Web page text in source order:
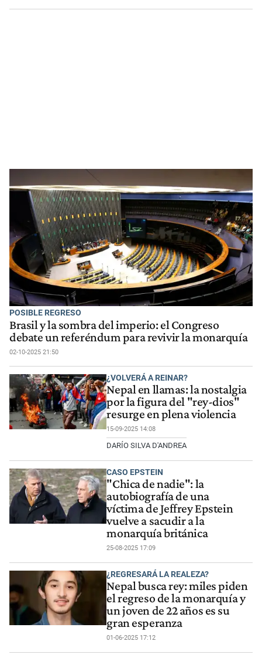
POSIBLE REGRESO
Brasil y la sombra del imperio: el Congreso
debate un referéndum para revivir la monarquía
02-10-2025 21:50
¿VOLVERÁ A REINAR?
Nepal en llamas: la nostalgia
por la figura del "rey-dios"
resurge en plena violencia
15-09-2025 14:08
DARÍO SILVA D'ANDREA
CASO EPSTEIN
"Chica de nadie": la
autobiografía de una
víctima de Jeffrey Epstein
vuelve a sacudir a la
monarquía británica
25-08-2025 17:09
¿REGRESARÁ LA REALEZA?
Nepal busca rey: miles piden
el regreso de la monarquía y
un joven de 22 años es su
gran esperanza
01-06-2025 17:12